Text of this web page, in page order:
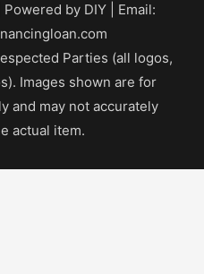
by DIY| Email:
Parties (all logos,
Images shown are for
and may not accurately
actual item.